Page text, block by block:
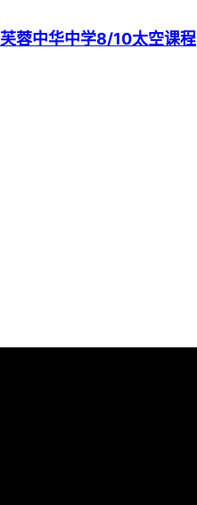
芙蓉中华中学8/10太空课程